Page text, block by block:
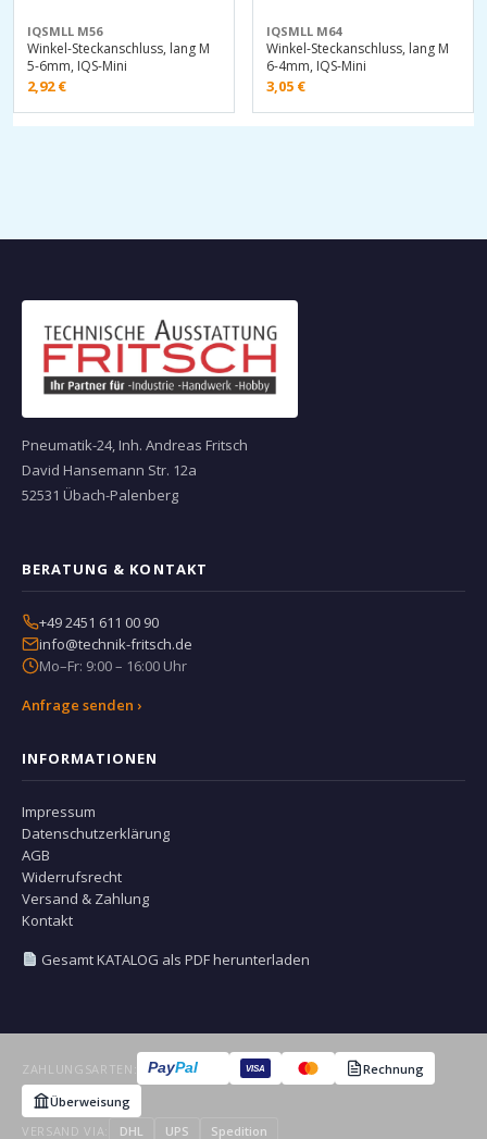
IQSMLL M56
Winkel-Steckanschluss, lang M
5-6mm, IQS-Mini
2,92€
IQSMLL M64
Winkel-Steckanschluss, lang M
6-4mm, IQS-Mini
3,05 €
Pneumatik-24, Inh. Andreas Fritsch
David Hansemann Str. 12a
52531 Übach-Palenberg
BERATUNG & KONTAKT
+49 2451 611 00 90
info@technik-fritsch.de
Mo–Fr: 9:00 – 16:00 Uhr
Anfrage senden ›
INFORMATIONEN
Impressum
Datenschutzerklärung
AGB
Widerrufsrecht
Versand & Zahlung
Kontakt
Gesamt KATALOG als PDF herunterladen
ZAHLUNGSARTEN: PayPal VISA
Rechnung
Überweisung
VERSAND VIA:
DHL UPS Spedition